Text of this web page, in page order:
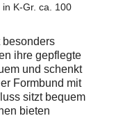
K-Gr. ca. 100
besonders
ihre gepflegte
und schenkt
Formbund mit
sitzt bequem
bieten